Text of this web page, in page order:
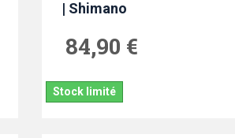
| Shimano
84,90 €
Stock limité